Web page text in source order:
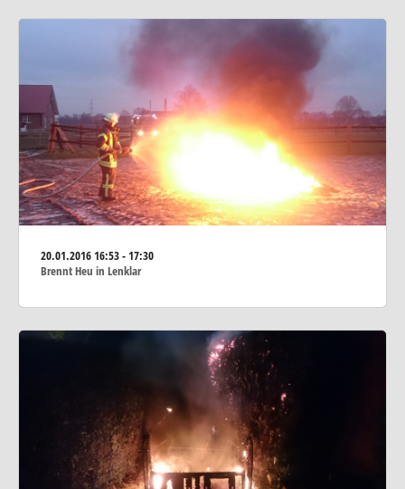
20.01.201616:53 - 17:30
Brennt Heu in Lenklar